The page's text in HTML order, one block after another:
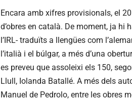
Encara amb xifres provisionals, el
d’obres en català. De moment, ja
l’IRL- traduïts a llengües com
l’italià i el búlgar, a més d’una
es preveu que assoleixi els 150,
Llull, Iolanda Batallé. A més dels
Manuel de Pedrolo, entre les obres